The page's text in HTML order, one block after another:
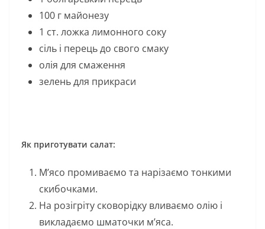
100 г майонезу
1 ст. ложка лимонного соку
сіль і перець до свого смаку
олія для смаження
зелень для прикраси
Як приготувати салат:
М’ясо промиваємо та нарізаємо тонкими
скибочками.
На розігріту сковорідку вливаємо олію і
викладаємо шматочки м’яса.